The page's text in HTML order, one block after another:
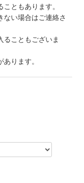
ともあります。
い場合はご連絡さ
こともございま
ります。